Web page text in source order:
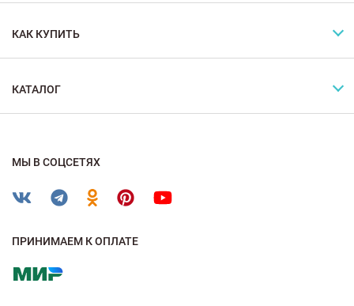
КАК КУПИТЬ
КАТАЛОГ
МЫ В СОЦСЕТЯХ
ПРИНИМАЕМ К ОПЛАТЕ